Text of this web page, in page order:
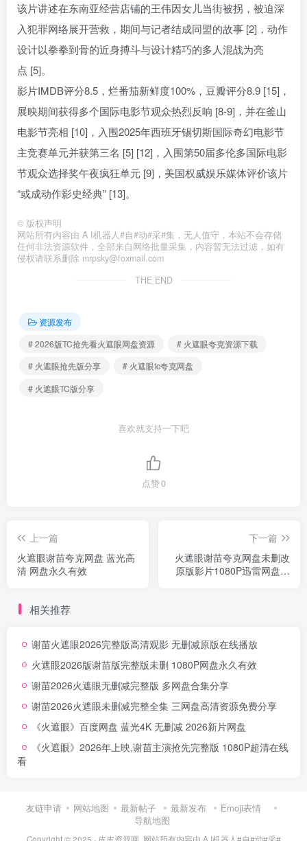
该片讲述在东南亚经营店铺的王伟因女儿当街被拐，被迫深
入犯罪网络展开营救，期间与记者结成同盟的故事 [2]，动作
设计以拳拳到骨的近身搏斗与设计精巧的多人混战为亮
点 [5]。
影片IMDB评分8.5，烂番茄新鲜度100%，豆瓣评分8.9 [15]，
展映期间获得多个国际电影节观众热烈反响 [8-9]，并在釜山
电影节亮相 [10]，入围2025年西班牙锡切斯国际奇幻电影节
主竞赛单元并获第三名 [5] [12]，入围第50届多伦多国际电影
节观众选择奖午夜疯狂单元 [9]，美国权威娱乐媒体评价该片
“或成动作影史经典” [13]。
© 版权声明
网站所有内容由 A I机器人#自#动#采#集，无人值守，本站不会存储
任何非法资源软件，全部来自网络批量采集，内容暂无法过滤，如有
侵权请联系删除 mrpsky@foxmail.com
THE END
资源发布
# 2026版TC抢先看火遮眼网盘资源
# 火遮眼夸克资源下载
# 火遮眼抢先版分享
# 火遮眼tc夸克网盘
# 火遮眼TC版分享
喜欢就支持一下吧
点赞0
上一篇
火遮眼谢苗夸克网盘 蓝光高
清 网盘永久有效
下一篇
火遮眼谢苗夸克网盘未删改
原版影片1080P迅雷网盘分
相关推荐
谢苗火遮眼2026完整版高清观影 无删减原版在线播放
火遮眼2026版谢苗版完整版未删 1080P网盘永久有效
谢苗2026火遮眼无删减完整版 多网盘合集分享
谢苗2026火遮眼未删减完整全集 三网盘高清资源免费分享
《火遮眼》百度网盘 蓝光4K 无删减 2026新片网盘
《火遮眼》2026年上映,谢苗主演抢先完整版 1080P超清在线
看
友链申请 网站地图 最新帖子 最新发布
Emoji表情
导航地图
Copyright © 2025 · 皮皮资源网 网站所有内容由 A I机器人#自#动#采#